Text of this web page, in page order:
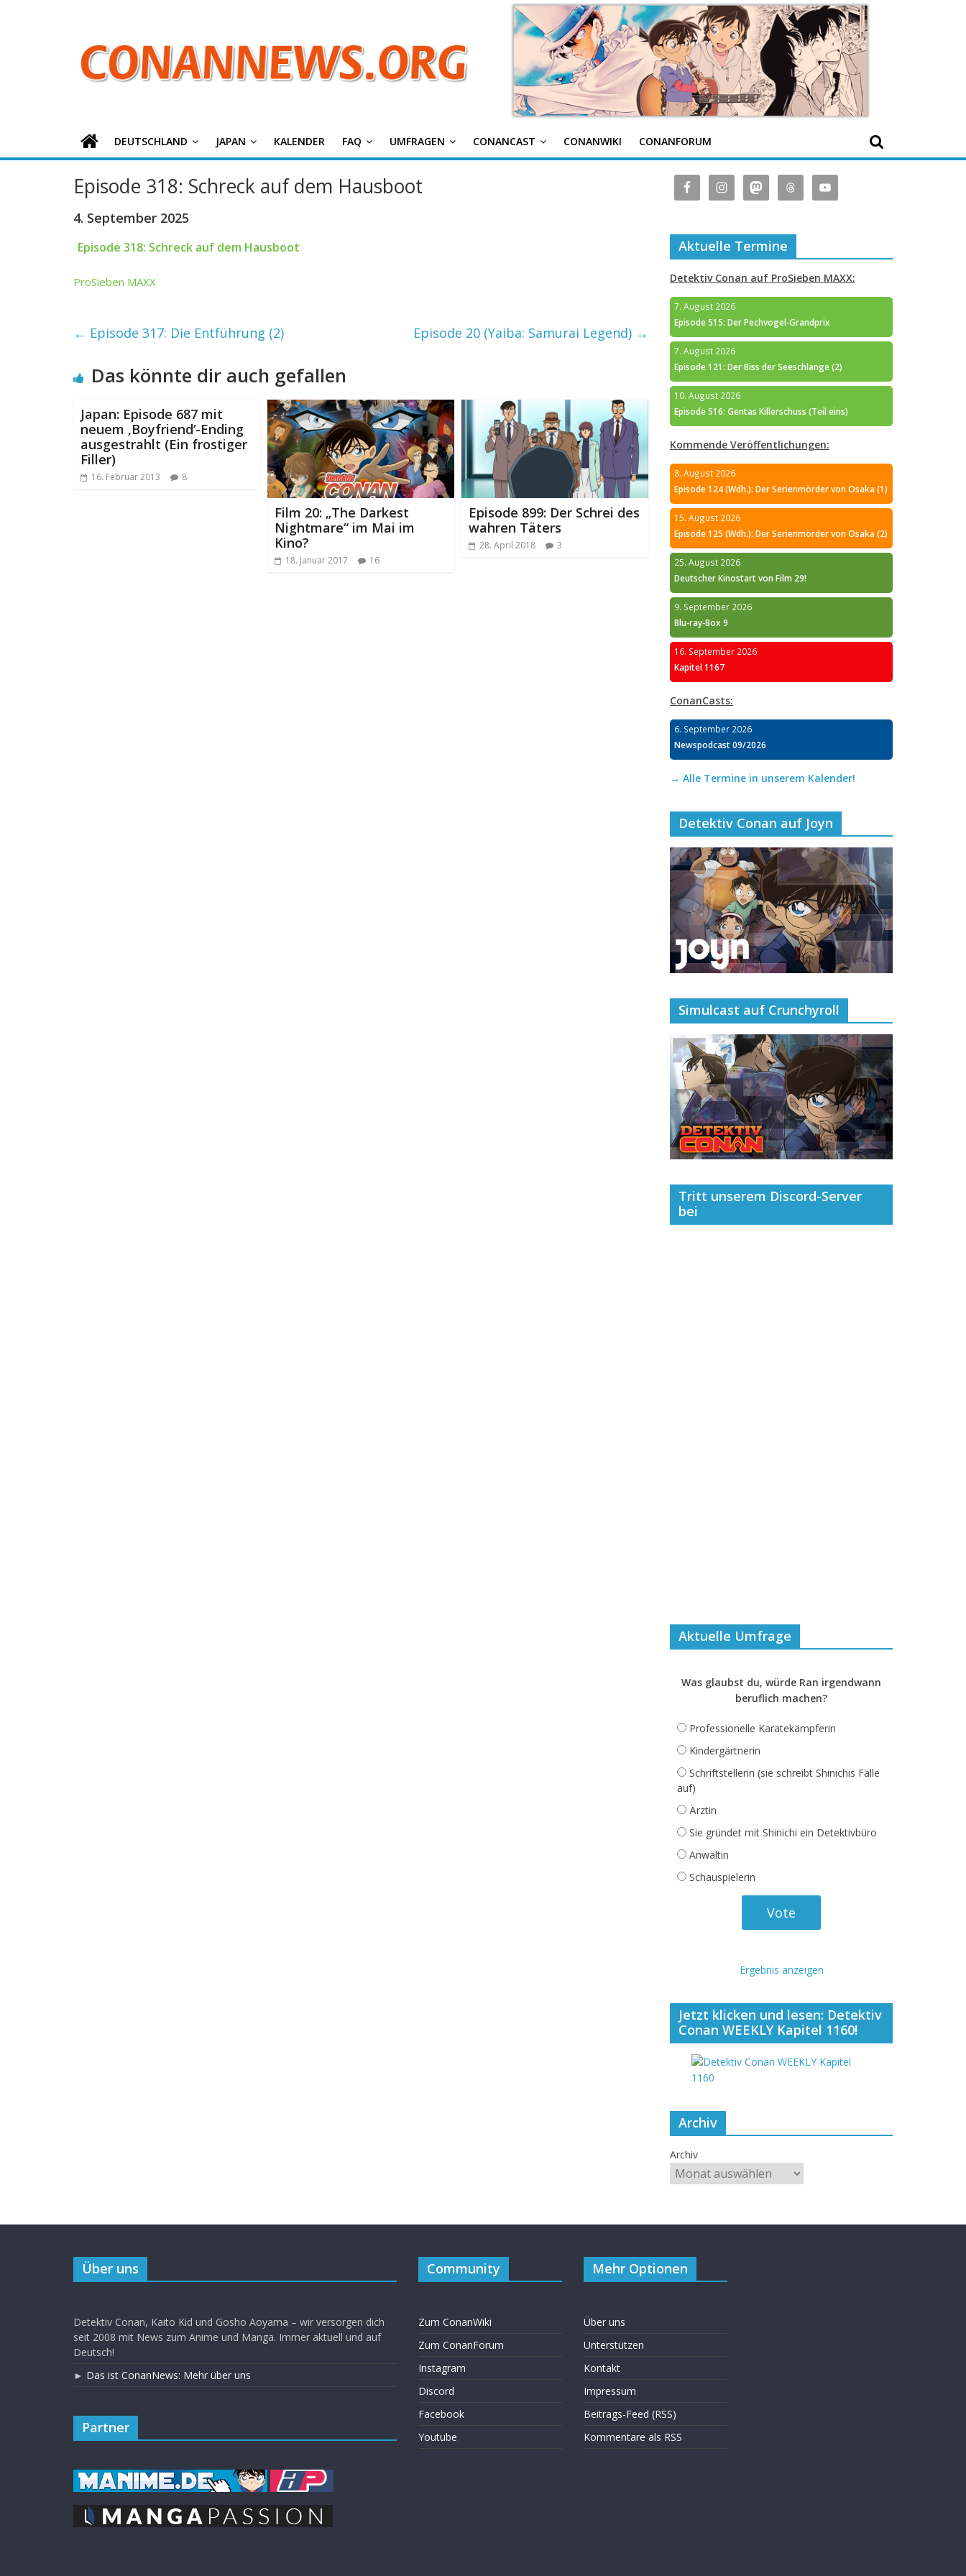
Detektiv
Conan
News
DEUTSCHLAND JAPAN KALENDER FAQ UMFRAGEN CONANCAST CONANWIKI CONANFORUM
Episode 318: Schreck auf dem Hausboot
4. September 2025
Episode 318: Schreck auf dem Hausboot
ProSieben MAXX
← Episode 317: Die Entführung (2) Episode 20 (Yaiba: Samurai Legend) →
Das könnte dir auch gefallen
Japan: Episode 687 mit
neuem ‚Boyfriend‘-Ending
ausgestrahlt (Ein frostiger
Filler)
16. Februar 2013 8
Film 20: „The Darkest
Nightmare“ im Mai im
Kino?
18. Januar 2017 16
Episode 899: Der Schrei des
wahren Täters
28. April 2018 3
Aktuelle Termine
Detektiv Conan auf ProSieben MAXX:
7. August 2026
Episode 515: Der Pechvogel-Grandprix
7. August 2026
Episode 121: Der Biss der Seeschlange (2)
10. August 2026
Episode 516: Gentas Killerschuss (Teil eins)
Kommende Veröffentlichungen:
8. August 2026
Episode 124 (Wdh.): Der Serienmörder von Osaka (1)
15. August 2026
Episode 125 (Wdh.): Der Serienmörder von Osaka (2)
25. August 2026
Deutscher Kinostart von Film 29!
9. September 2026
Blu-ray-Box 9
16. September 2026
Kapitel 1167
ConanCasts:
6. September 2026
Newspodcast 09/2026
→ Alle Termine in unserem Kalender!
Detektiv Conan auf Joyn
Simulcast auf Crunchyroll
Tritt unserem Discord-Server
bei
Aktuelle Umfrage
Was glaubst du, würde Ran irgendwann
beruflich machen?
Professionelle Karatekämpferin
Kindergärtnerin
Schriftstellerin (sie schreibt Shinichis Fälle
auf)
Ärztin
Sie gründet mit Shinichi ein Detektivbüro
Anwältin
Schauspielerin
Ergebnis anzeigen
Jetzt klicken und lesen: Detektiv
Conan WEEKLY Kapitel 1160!
Archiv
Archiv
Über uns
Detektiv Conan, Kaito Kid und Gosho Aoyama – wir versorgen dich
seit 2008 mit News zum Anime und Manga. Immer aktuell und auf
Deutsch!
► Das ist ConanNews: Mehr über uns
Partner
Community
Zum ConanWiki
Zum ConanForum
Instagram
Discord
Facebook
Youtube
Mehr Optionen
Über uns
Unterstützen
Kontakt
Impressum
Beitrags-Feed (RSS)
Kommentare als RSS